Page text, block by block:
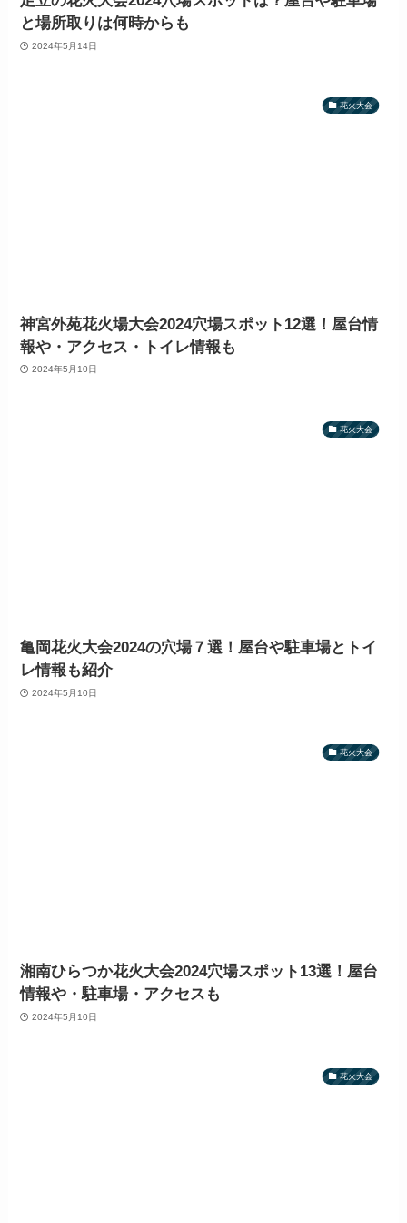
と場所取りは何時からも
2024年5月14日
花火大会
神宮外苑花火場大会2024穴場スポット12選！屋台情
報や・アクセス・トイレ情報も
2024年5月10日
花火大会
亀岡花火大会2024の穴場７選！屋台や駐車場とトイ
レ情報も紹介
2024年5月10日
花火大会
湘南ひらつか花火大会2024穴場スポット13選！屋台
情報や・駐車場・アクセスも
2024年5月10日
花火大会